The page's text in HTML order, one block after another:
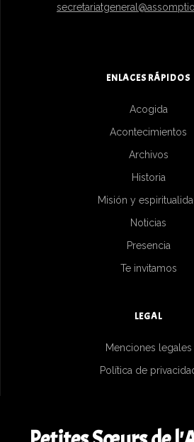
ENLACES RÁPIDOS
Acogida
Acontecimientos
Archivos
Historia
Misión y
Noticias
Presencia
Te invitamos
LEGAL
Menciones legales
Política de